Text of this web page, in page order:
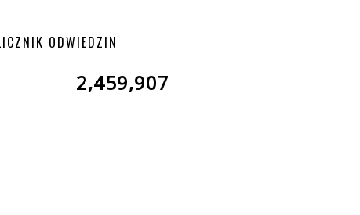
ODWIEDZIN
2,459,907